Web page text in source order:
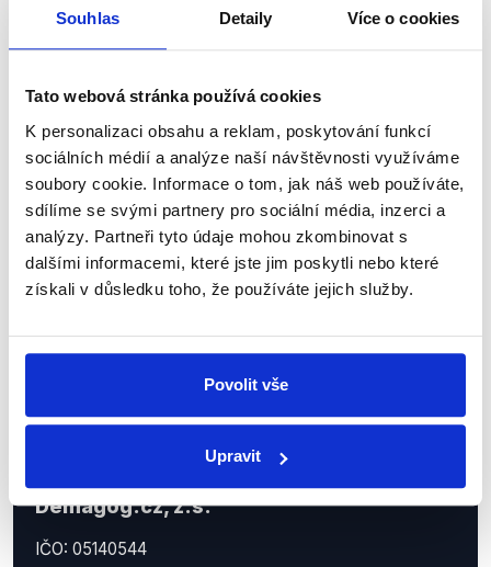
Souhlas Detaily Více o cookies
Tato webová stránka používá cookies
K personalizaci obsahu a reklam, poskytování funkcí
sociálních médií a analýze naší návštěvnosti využíváme
soubory cookie. Informace o tom, jak náš web používáte,
sdílíme se svými partnery pro sociální média, inzerci a
analýzy. Partneři tyto údaje mohou zkombinovat s
dalšími informacemi, které jste jim poskytli nebo které
získali v důsledku toho, že používáte jejich služby.
Povolit vše
Upravit
Nenechte si ujít nejnovější události
z Demagog.cz. Sdílením našich
příspěvků přátelům podpoříte naši
práci.
Demagog.cz, z.s.
IČO: 05140544